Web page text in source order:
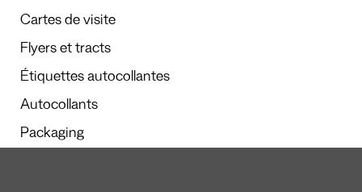
Cartes de visite
Flyers et tracts
Étiquettes autocollantes
Autocollants
Packaging